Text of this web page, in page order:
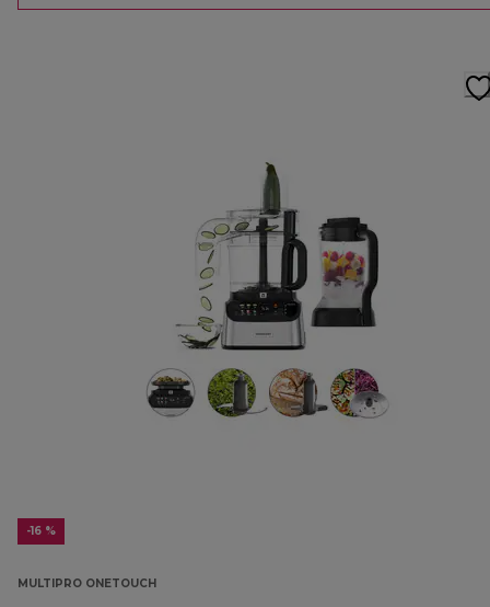
-16 %
MULTIPRO ONETOUCH